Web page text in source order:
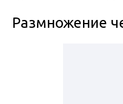
Размножение